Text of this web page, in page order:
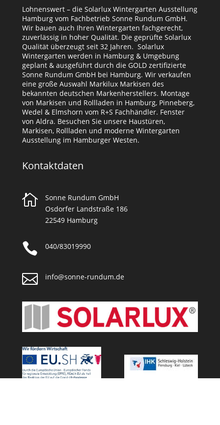
Lohnenswert – die Solarlux Wintergarten Ausstellung
Hamburg vom Fachbetrieb Sonne Rundum GmbH.
Wir bauen auch Ihren Wintergarten fachgerecht,
zuverlässig in hoher Qualität. Die geprüfte Solarlux
Qualität überzeugt seit 32 Jahren. Solarlux
Wintergarten werden in Hamburg & Umgebung
geplant & ausgeführt durch die GOLD zertifizierte
Sonne Rundum GmbH bei Hamburg. Wir verkaufen
eine große Auswahl Markilux Markisen des
bekannten deutschen Markenherstellers. Montage
von Markisen und Rollladen in Hamburg, Pinneberg,
Wedel & Elmshorn vom R+S Fachhändler. Fenster
von Aldra. Besuchen Sie unsere Haustüren,
Markisen, Rollladen und moderne Wintergarten
Ausstellung im Hamburger Westen.
Kontaktdaten

Sonne Rundum GmbH
Osdorfer Landstraße 186
22549 Hamburg
 040/83019990
 info@sonne-rundum.de